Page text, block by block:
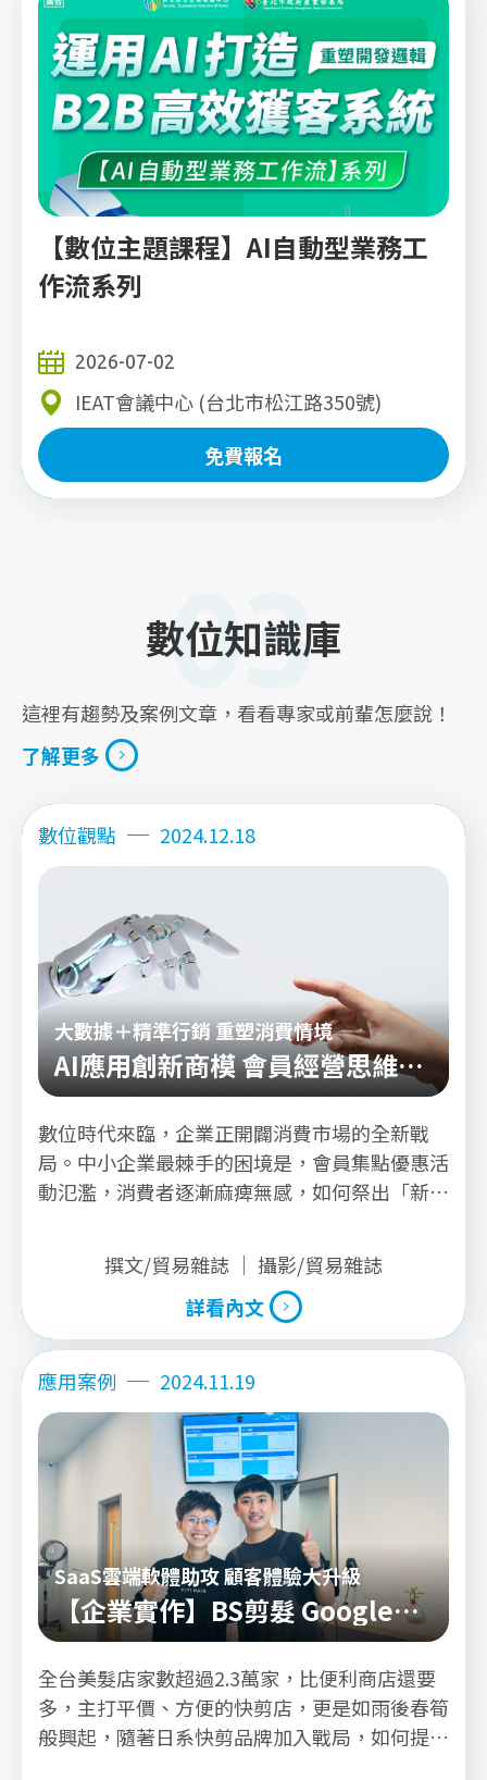
【數位主題課程】AI自動型業務工
作流系列
2026-07-02
IEAT會議中心 (台北市松江路350號)
免費報名
03
數位知識庫
這裡有趨勢及案例文章，看看專家或前輩怎麼說！
了解更多
了解更多
數位觀點
2024.12.18
大數據＋精準行銷 重塑消費情境
AI應用創新商模 會員經營思維轉
型中
數位時代來臨，企業正開闢消費市場的全新戰
局。中小企業最棘手的困境是，會員集點優惠活
動氾濫，消費者逐漸麻痺無感，如何祭出「新商
模型工具，模擬消費者意向，生成更精準的投放
行銷策略，結合線上線下趨勢，翻轉消費行為。
撰文/貿易雜誌 ｜ 攝影/貿易雜誌
詳看內文
應用案例 2024.11.19
SaaS雲端軟體助攻 顧客體驗大升級
【企業實作】BS剪髮 Google評
價五星快剪店
全台美髮店家數超過2.3萬家，比便利商店還要
多，主打平價、方便的快剪店，更是如雨後春筍
般興起，隨著日系快剪品牌加入戰局，如何提升